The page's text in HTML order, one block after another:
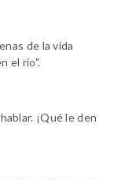
de la vida
el río".
¡Qué le den